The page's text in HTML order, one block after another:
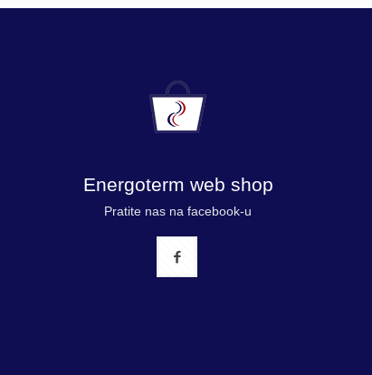
Energoterm web shop
Pratite nas na facebook-u